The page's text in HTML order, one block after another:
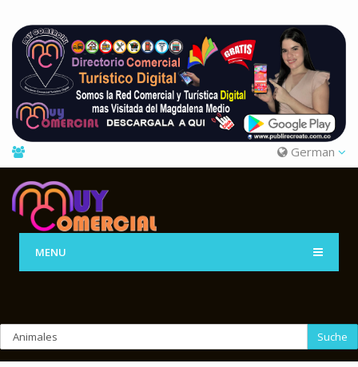
German
MENU
Suche